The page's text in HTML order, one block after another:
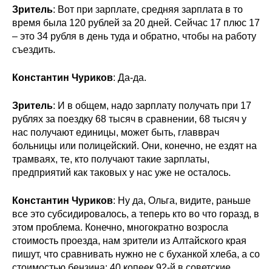
Зритель: Вот при зарплате, средняя зарплата в то
время была 120 рублей за 20 дней. Сейчас 17 плюс 17
– это 34 рубля в день туда и обратно, чтобы на работу
съездить.
Константин Чуриков: Да-да.
Зритель: И в общем, надо зарплату получать при 17
рублях за поездку 68 тысяч в сравнении, 68 тысяч у
нас получают единицы, может быть, главврач
больницы или полицейский. Они, конечно, не ездят на
трамваях, те, кто получают такие зарплаты,
предприятий как таковых у нас уже не осталось.
Константин Чуриков: Ну да, Ольга, видите, раньше
все это субсидировалось, а теперь кто во что горазд, в
этом проблема. Конечно, многократно возросла
стоимость проезда, нам зрители из Алтайского края
пишут, что сравнивать нужно не с буханкой хлеба, а со